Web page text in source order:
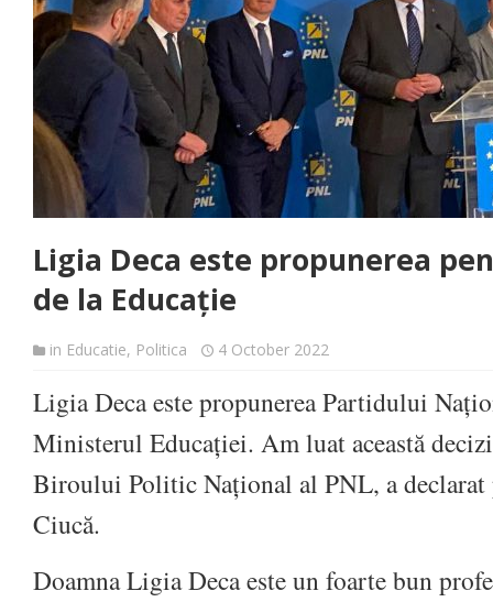
Ligia Deca este propunerea
de la Educație
in Educatie, Politica 4 October 2022
Ligia Deca este propunerea Partidului
Ministerul Educației. Am luat această
Biroului Politic Național al PNL, a
Ciucă.
Doamna Ligia Deca este un foarte bun